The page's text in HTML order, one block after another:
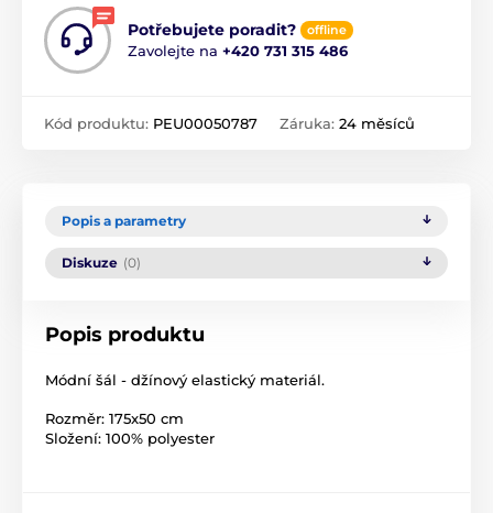
Potřebujete poradit? offline
Zavolejte na +420 731 315 486
Kód produktu: PEU00050787 Záruka: 24 měsíců
Popis a parametry
Diskuze (0)
Popis produktu
Módní šál - džínový elastický materiál.
Rozměr: 175x50 cm
Složení: 100% polyester